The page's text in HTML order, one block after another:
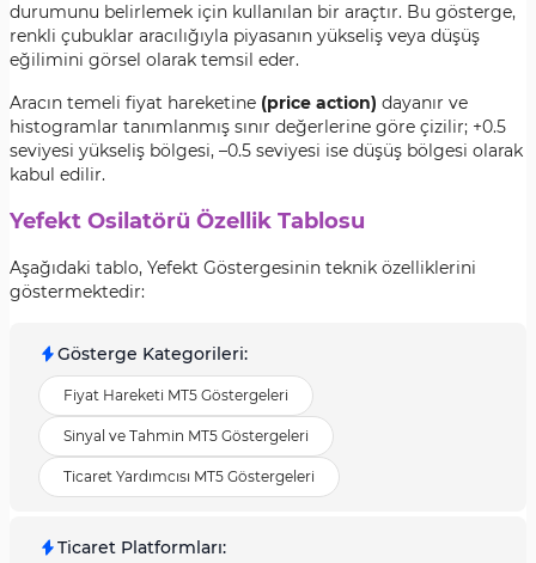
durumunu belirlemek için kullanılan bir araçtır. Bu gösterge,
renkli çubuklar aracılığıyla piyasanın yükseliş veya düşüş
eğilimini görsel olarak temsil eder.
Aracın temeli fiyat hareketine (price action) dayanır ve
histogramlar tanımlanmış sınır değerlerine göre çizilir; +0.5
seviyesi yükseliş bölgesi, –0.5 seviyesi ise düşüş bölgesi olarak
kabul edilir.
Yefekt Osilatörü Özellik Tablosu
Aşağıdaki tablo, Yefekt Göstergesinin teknik özelliklerini
göstermektedir:
Gösterge Kategorileri:
Fiyat Hareketi MT5 Göstergeleri
Sinyal ve Tahmin MT5 Göstergeleri
Ticaret Yardımcısı MT5 Göstergeleri
Ticaret Platformları: